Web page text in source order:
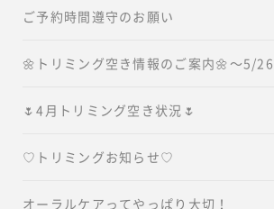
ご予約時間遵守のお願い
🌼トリミング空き情報のご案内🌼～5/
🌷4月トリミング空き状況🌷
♡トリミングお知らせ♡
オーラルケアってやっぱり大切！